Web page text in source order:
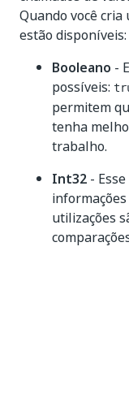
Quando você cria
estão disponíveis:
Booleano -
possíveis:
permitem
tenha
trabalho.
Int32 -
utilizações